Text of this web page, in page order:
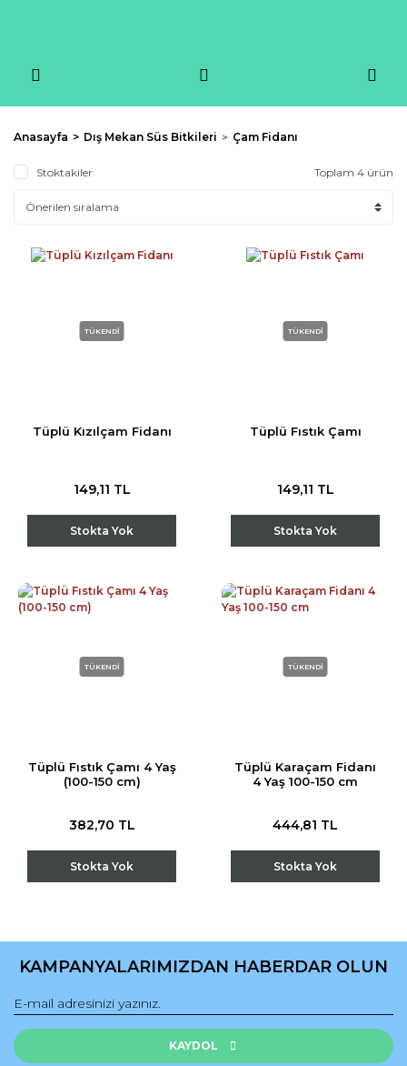
Anasayfa Dış Mekan Süs Bitkileri Çam Fidanı
Stoktakiler Toplam 4 ürün
TÜKENDİ
Tüplü Kızılçam Fidanı
149,11 TL
Stokta Yok
TÜKENDİ
Tüplü Fıstık Çamı
149,11 TL
Stokta Yok
TÜKENDİ
Tüplü Fıstık Çamı 4 Yaş
(100-150 cm)
382,70 TL
Stokta Yok
TÜKENDİ
Tüplü Karaçam Fidanı
4 Yaş 100-150 cm
444,81 TL
Stokta Yok
KAMPANYALARIMIZDAN HABERDAR OLUN
KAYDOL